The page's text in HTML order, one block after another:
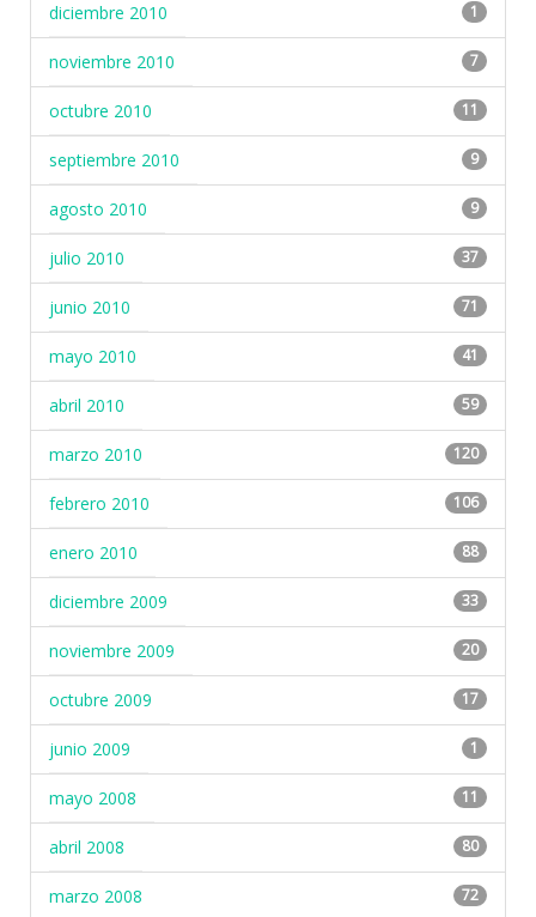
diciembre 2010 1
noviembre 2010 7
octubre 2010 11
septiembre 2010 9
agosto 2010 9
julio 2010 37
junio 2010 71
mayo 2010 41
abril 2010 59
marzo 2010 120
febrero 2010 106
enero 2010 88
diciembre 2009 33
noviembre 2009 20
octubre 2009 17
junio 2009 1
mayo 2008 11
abril 2008 80
marzo 2008 72